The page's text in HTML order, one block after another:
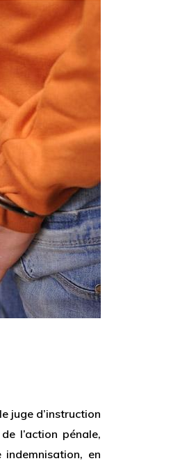
juge d’instruction
l’action pénale,
en